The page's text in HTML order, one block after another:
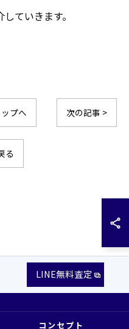
ていきます。
プへ 次の記事 >
る
LINE無料査定
コンセプト